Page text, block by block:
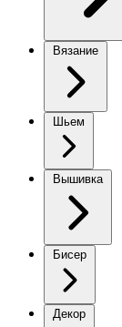
Вязание
Шьем
Вышивка
Бисер
Декор